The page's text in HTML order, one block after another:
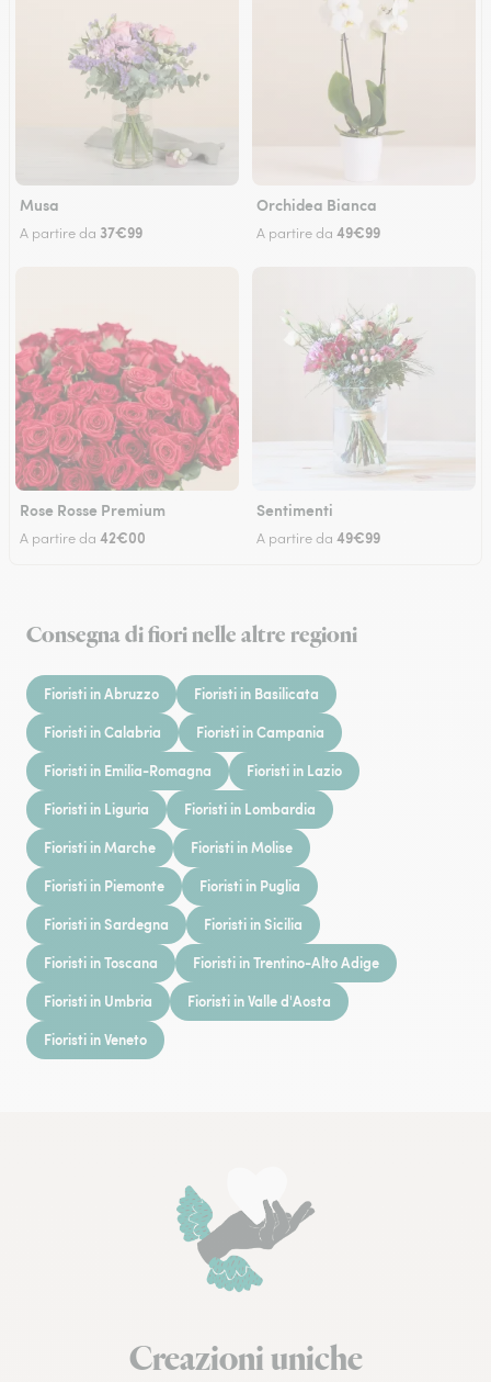
Musa
A partire da 37€99
Orchidea Bianca
A partire da 49€99
Rose Rosse Premium
A partire da 42€00
Sentimenti
A partire da 49€99
Consegna di fiori nelle altre regioni
Fioristi in Abruzzo
Fioristi in Basilicata
Fioristi in Calabria
Fioristi in Campania
Fioristi in Emilia-Romagna
Fioristi in Lazio
Fioristi in Liguria
Fioristi in Lombardia
Fioristi in Marche
Fioristi in Molise
Fioristi in Piemonte
Fioristi in Puglia
Fioristi in Sardegna
Fioristi in Sicilia
Fioristi in Toscana
Fioristi in Trentino-Alto Adige
Fioristi in Umbria
Fioristi in Valle d'Aosta
Fioristi in Veneto
Creazioni uniche